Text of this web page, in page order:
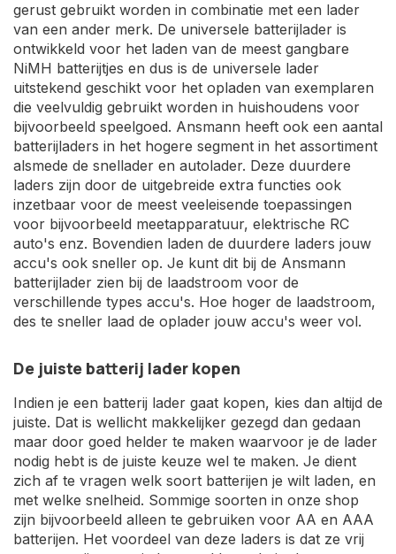
gerust gebruikt worden in combinatie met een lader
van een ander merk. De universele batterijlader is
ontwikkeld voor het laden van de meest gangbare
NiMH batterijtjes en dus is de universele lader
uitstekend geschikt voor het opladen van exemplaren
die veelvuldig gebruikt worden in huishoudens voor
bijvoorbeeld speelgoed. Ansmann heeft ook een aantal
batterijladers in het hogere segment in het assortiment
alsmede de snellader en autolader. Deze duurdere
laders zijn door de uitgebreide extra functies ook
inzetbaar voor de meest veeleisende toepassingen
voor bijvoorbeeld meetapparatuur, elektrische RC
auto's enz. Bovendien laden de duurdere laders jouw
accu's ook sneller op. Je kunt dit bij de Ansmann
batterijlader zien bij de laadstroom voor de
verschillende types accu's. Hoe hoger de laadstroom,
des te sneller laad de oplader jouw accu's weer vol.
De juiste batterij lader kopen
Indien je een batterij lader gaat kopen, kies dan altijd de
juiste. Dat is wellicht makkelijker gezegd dan gedaan
maar door goed helder te maken waarvoor je de lader
nodig hebt is de juiste keuze wel te maken. Je dient
zich af te vragen welk soort batterijen je wilt laden, en
met welke snelheid. Sommige soorten in onze shop
zijn bijvoorbeeld alleen te gebruiken voor AA en AAA
batterijen. Het voordeel van deze laders is dat ze vrij